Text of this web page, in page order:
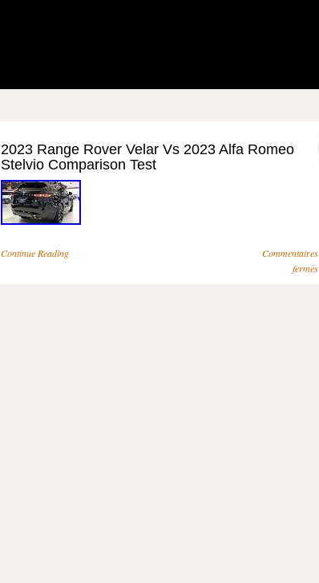
2023 Range Rover Velar Vs 2023 Alfa Romeo
Stelvio Comparison Test
Continue Reading
Commentaires
fermés